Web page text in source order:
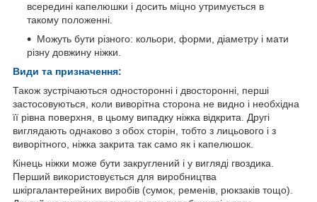
всередині капелюшки і досить міцно утримується в
такому положенні.
Можуть бути різного: кольори, форми, діаметру і мати
різну довжину ніжки.
Види та призначення:
Також зустрічаються односторонні і двосторонні, перші
застосовуються, коли виворітна сторона не видно і необхідна
її рівна поверхня, в цьому випадку ніжка відкрита. Другі
виглядають однаково з обох сторін, тобто з лицьового і з
виворітного, ніжка закрита так само як і капелюшок.
Кінець ніжки може бути закруглений і у вигляді гвоздика.
Перший використовується для виробництва
шкіргалантерейних виробів (сумок, ременів, рюкзаків тощо).